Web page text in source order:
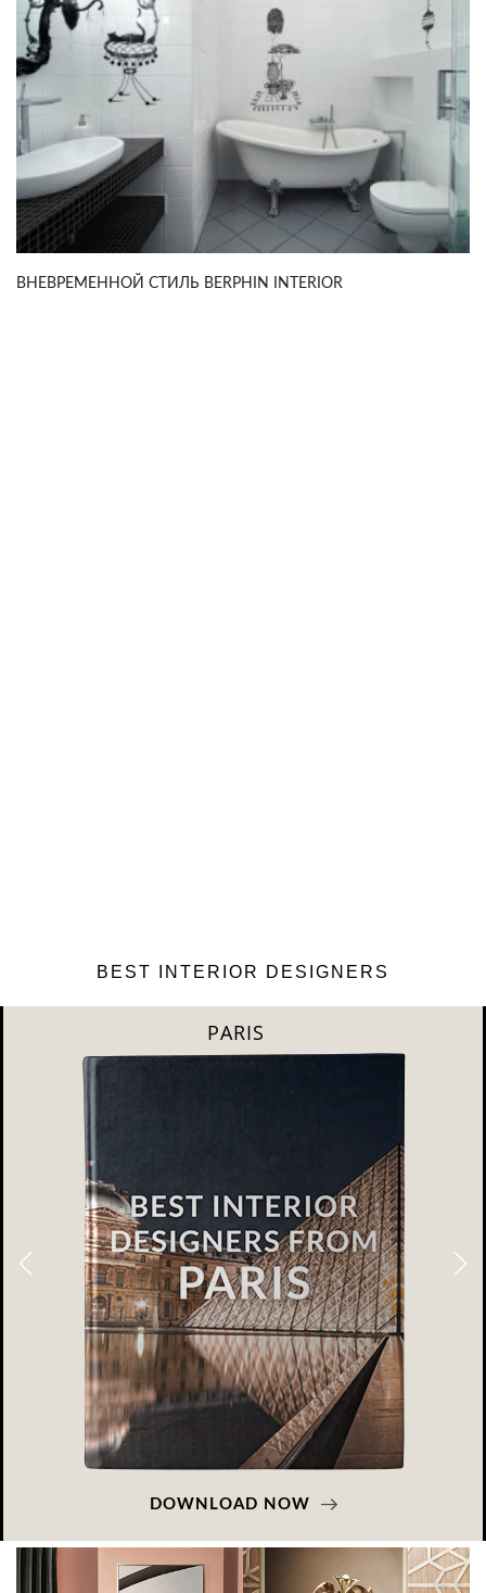
ВНЕВРЕМЕННОЙ СТИЛЬ BERPHIN INTERIOR
BEST INTERIOR DESIGNERS
MILAN
DOWNLOAD NOW